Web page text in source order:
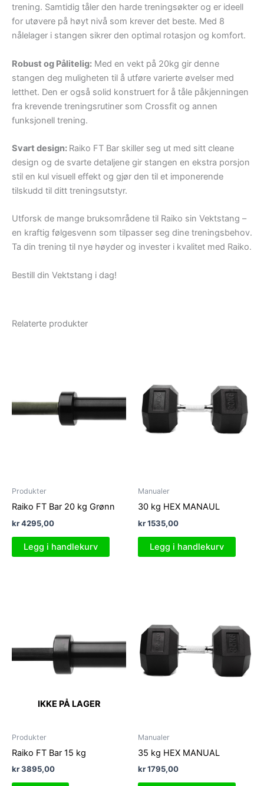
trening. Samtidig tåler den harde treningsøkter og er ideell
for utøvere på høyt nivå som krever det beste. Med 8
nålelager i stangen sikrer den optimal rotasjon og komfort.
Robust og Pålitelig: Med en vekt på 20kg gir denne
stangen deg muligheten til å utføre varierte øvelser med
letthet. Den er også solid konstruert for å tåle påkjenningen
fra krevende treningsrutiner som Crossfit og annen
funksjonell trening.
Svart design: Raiko FT Bar skiller seg ut med sitt cleane
design og de svarte detaljene gir stangen en ekstra porsjon
stil en kul visuell effekt og gjør den til et imponerende
tilskudd til ditt treningsutstyr.
Utforsk de mange bruksområdene til Raiko sin Vektstang –
en kraftig følgesvenn som tilpasser seg dine treningsbehov.
Ta din trening til nye høyder og invester i kvalitet med Raiko.
Bestill din Vektstang i dag!
Relaterte produkter
Produkter
Raiko FT Bar 20 kg Grønn
kr4295,00
Legg i handlekurv
Manualer
30 kg HEX MANAUL
kr1535,00
Legg i handlekurv
IKKE PÅ LAGER
Produkter
Raiko FT Bar 15 kg
kr3895,00
Manualer
35 kg HEX MANUAL
kr1795,00